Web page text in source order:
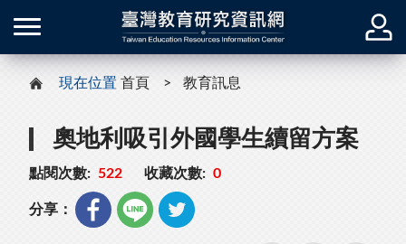
現在位置 首頁 教育訊息
奧地利吸引外國學生續留方案
點閱次數: 522 收藏次數: 0
分享：